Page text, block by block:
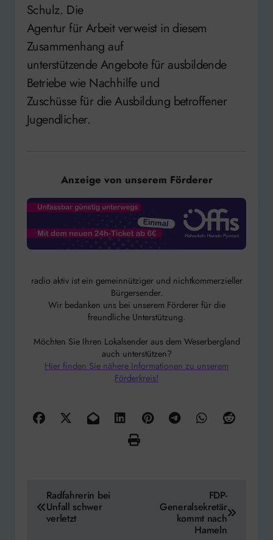
Schulz. Die
Agentur für Arbeit verweist in diesem
Zusammenhang auf
unterstützende Angebote für ausbildende
Betriebe wie Nachhilfe und
Zuschüsse für die Ausbildung betroffener
Jugendlicher.
Anzeige von unserem Förderer
radio aktiv ist ein gemeinnütziger und nichtkommerzieller
Bürgersender.
Wir bedanken uns bei unserem Förderer für die
freundliche Unterstützung.
Möchten Sie Ihren Lokalsender aus dem Weserbergland
auch unterstützen?
Hier finden Sie nähere Informationen zu unserem
Förderkreis!
Beitragsnavigation
Radfahrerin bei
Unfall schwer
verletzt
FDP-
Generalsekretär
kommt nach
Hameln